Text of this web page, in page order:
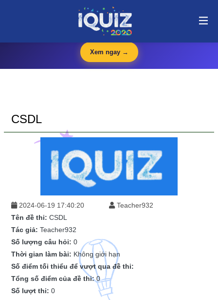
CSDL | i-quiz.vn@stop article@stop
🛍️
— Văn phòng phẩm, dụng cụ học tập giá tốt
Xem ngay →
CSDL
2024-06-19 17:40:20
Teacher932
Tên đề thi: CSDL
Tác giả: Teacher932
Số lượng câu hỏi: 0
Thời gian làm bài: Không giới hạn
Số điểm tối thiểu để vượt qua đề thi:
Tổng số điểm của đề thi:0
Số lượt thi: 0